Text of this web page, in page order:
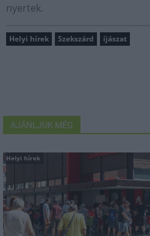
nyertek.
Helyi hírek Szekszárd íjászat
AJÁNLJUK MÉG
Helyi hírek